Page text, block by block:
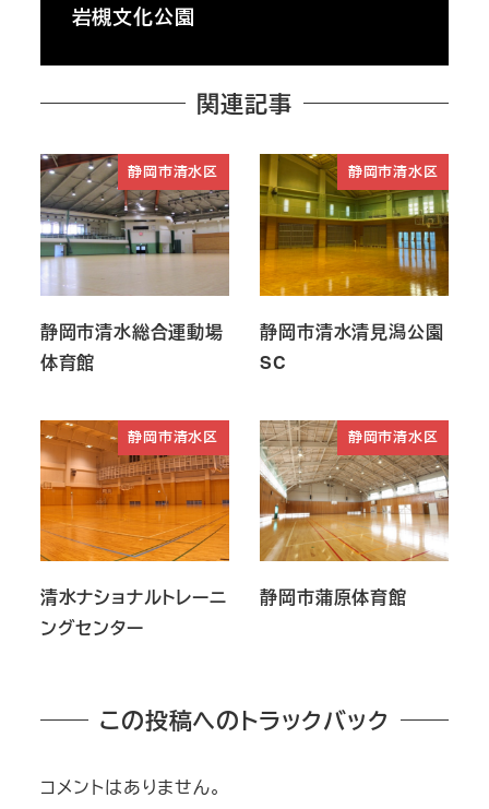
岩槻文化公園
関連記事
静岡市清水区
静岡市清水総合運動場
体育館
静岡市清水区
静岡市清水清見潟公園
SC
静岡市清水区
清水ナショナルトレーニ
ングセンター
静岡市清水区
静岡市蒲原体育館
この投稿へのトラックバック
コメントはありません。